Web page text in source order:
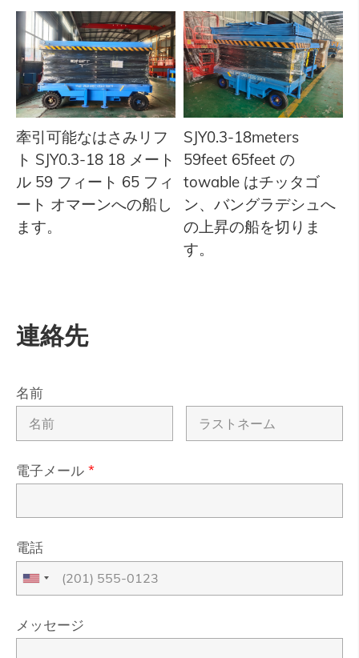
牽引可能なはさみリフ
ト SJY0.3-18 18 メート
ル 59 フィート 65 フィ
ート オマーンへの船し
ます。
SJY0.3-18meters
59feet 65feet の
towable はチッタゴ
ン、バングラデシュへ
の上昇の船を切りま
す。
連絡先
名前
電子メール *
電話
メッセージ